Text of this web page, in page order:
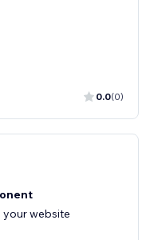
0.0(0)
your website